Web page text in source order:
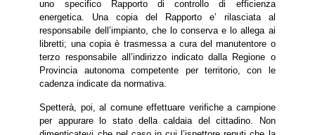
uno specifico Rapporto di controllo di efficienza
energetica. Una copia del Rapporto e’ rilasciata al
responsabile dell’impianto, che lo conserva e lo allega ai
libretti; una copia è trasmessa a cura del manutentore o
terzo responsabile all’indirizzo indicato dalla Regione o
Provincia autonoma competente per territorio, con le
cadenza indicate da normativa.
Spetterà, poi, al comune effettuare verifiche a campione
per appurare lo stato della caldaia del cittadino. Non